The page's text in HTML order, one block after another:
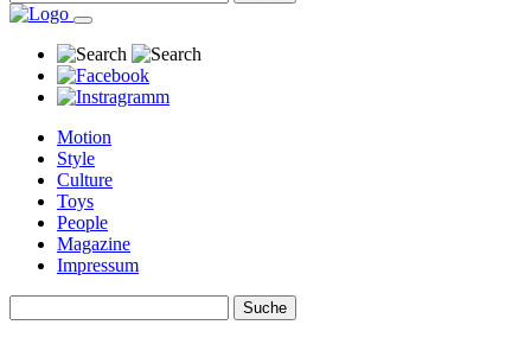
Motion
Style
Culture
Toys
People
Magazine
Impressum